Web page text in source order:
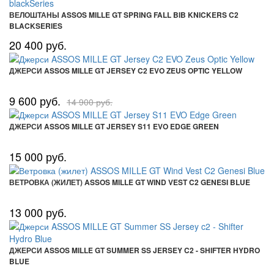
ВЕЛОШТАНЫ ASSOS MILLE GT SPRING FALL BIB KNICKERS C2
BLACKSERIES
20 400 руб.
ДЖЕРСИ ASSOS MILLE GT JERSEY C2 EVO ZEUS OPTIC YELLOW
9 600 руб. 14 900 руб.
ДЖЕРСИ ASSOS MILLE GT JERSEY S11 EVO EDGE GREEN
15 000 руб.
ВЕТРОВКА (ЖИЛЕТ) ASSOS MILLE GT WIND VEST C2 GENESI BLUE
13 000 руб.
ДЖЕРСИ ASSOS MILLE GT SUMMER SS JERSEY C2 - SHIFTER HYDRO
BLUE